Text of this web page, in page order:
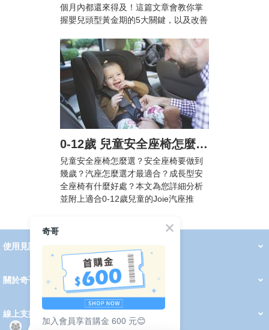
個月內都還來得及！這篇文章會教你掌
握嬰兒頭型黃金期的5大關鍵，以及改善
圓的漂亮頭型。
0-12歲 兒童安全座椅怎麼選? 汽車安全座椅法規懶人包，附Joie汽座挑選攻略
兒童安全座椅怎麼選？安全座椅要做到
幾歲？汽座怎麼選才最適合？成長型安
全座椅有什麼好處？本文為您詳細分析
並附上適合0-12歲兒童的Joie汽座推
使用見證 線上DM
2026 PADDINGTON 春夏服飾
2026 Peter Rabbit 春夏服飾
2026 CHIC BASICS春夏服飾
2026 Chic“a”Bon 派對禮服系列
2026 Chic“a”Bon 春夏服飾
媽咪購物指南
關於奇哥
奇哥的故事
育兒資訊站
會員中心
會員權益說明
我的帳戶
訂單查詢
紅利點數
修改會員資料
活動報名
線上支援
奇哥
加入會員享首購金 600 元😊